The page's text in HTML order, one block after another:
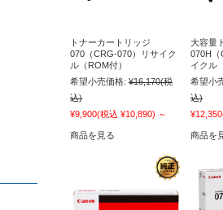
トナーカートリッジ
070（CRG-070）リサイク
ル（ROM付）
希望小売価格: ¥16,170(税
込)
¥9,900(税込 ¥10,890) ～
商品を見る
大容量
070H（
イクル
希望小
込)
¥12,350
商品を